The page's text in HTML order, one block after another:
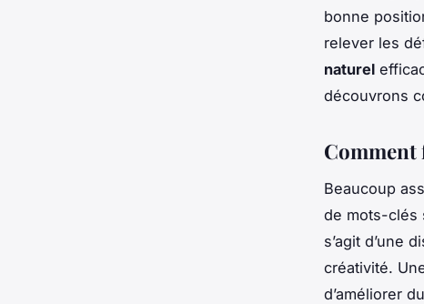
bonne
relever les
naturel
découvrons
Comment
Beaucoup
de mots-clés
s’agit d’une
créativité.
d’améliorer